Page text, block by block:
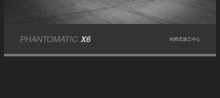
PHANTOMATIC X6 封闭式加工中心